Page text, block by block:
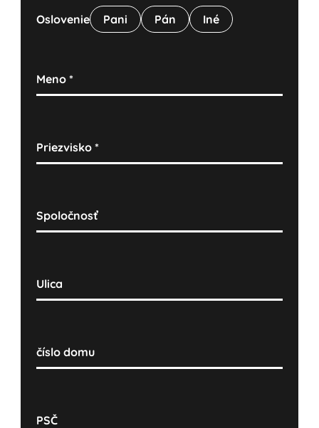
Oslovenie Pani Pán Iné
Meno*
Priezvisko*
Spoločnosť
Ulica
číslo domu
PSČ